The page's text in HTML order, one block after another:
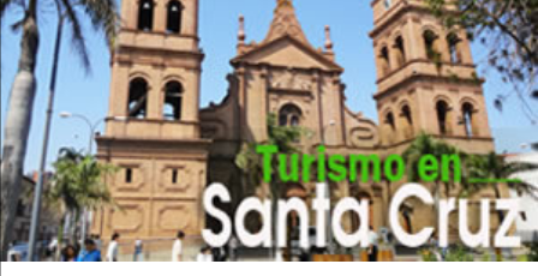
Envasado y conservación de frutas(1)
Envasado y conservación de legumbres(8)
Envases
Extracción de Minerales(4)
Fábrica de Ladrillos (1)
Hierro(8)
Implementos Metálicos(14)